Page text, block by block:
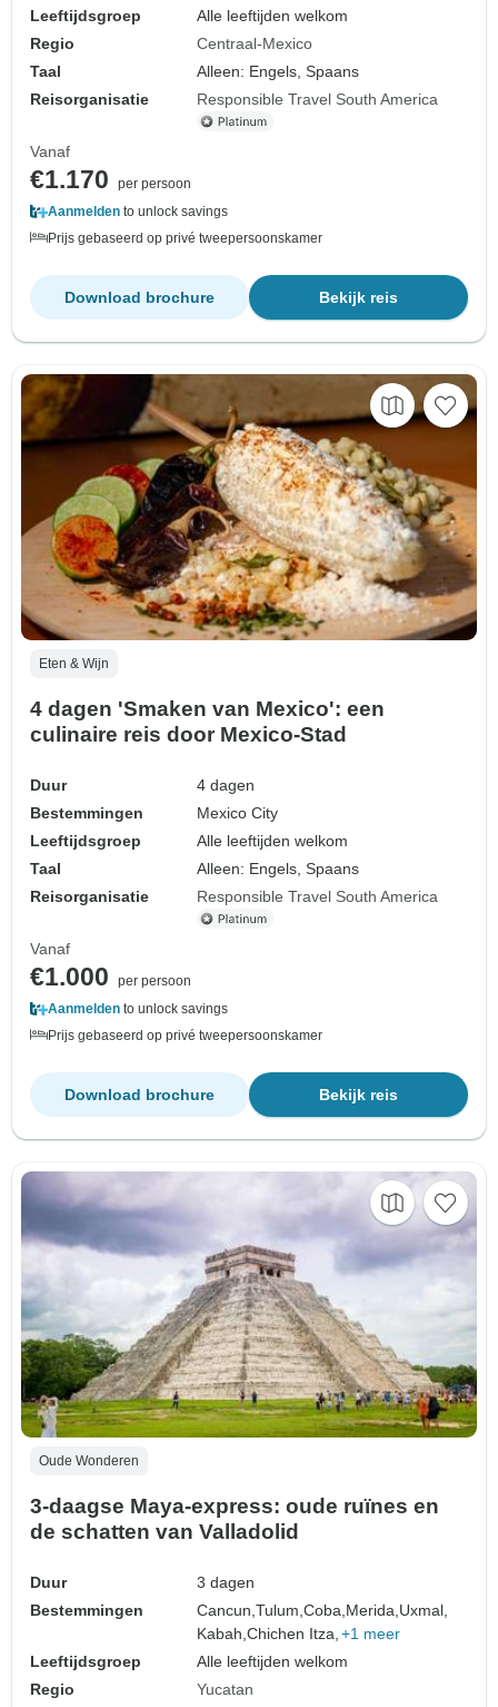
Leeftijdsgroep
Alle leeftijden welkom
Regio
Centraal-Mexico
Taal
Alleen: Engels, Spaans
Reisorganisatie
Responsible Travel South America
Vanaf
€1.170
per persoon
Aanmelden to unlock savings
Prijs gebaseerd op privé tweepersoonskamer
Bekijk reis
Download brochure
Eten & Wijn
4 dagen 'Smaken van Mexico': een
culinaire reis door Mexico-Stad
Duur
4 dagen
Bestemmingen
Mexico City
Leeftijdsgroep
Alle leeftijden welkom
Taal
Alleen: Engels, Spaans
Reisorganisatie
Responsible Travel South America
Vanaf
€1.000
per persoon
Aanmelden to unlock savings
Prijs gebaseerd op privé tweepersoonskamer
Bekijk reis
Download brochure
Oude Wonderen
3-daagse Maya-express: oude ruïnes en
de schatten van Valladolid
Duur
3 dagen
Bestemmingen
Cancun,Tulum,Coba,Merida,Uxmal,
Kabah,Chichen Itza, +1 meer
Leeftijdsgroep
Alle leeftijden welkom
Regio
Yucatan